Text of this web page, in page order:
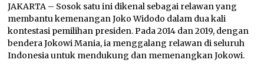
JAKARTA – Sosok satu ini dikenal sebagai relawan yang
membantu kemenangan Joko Widodo dalam dua kali
kontestasi pemilihan presiden. Pada 2014 dan 2019, dengan
bendera Jokowi Mania, ia menggalang relawan di seluruh
Indonesia untuk mendukung dan memenangkan Jokowi.